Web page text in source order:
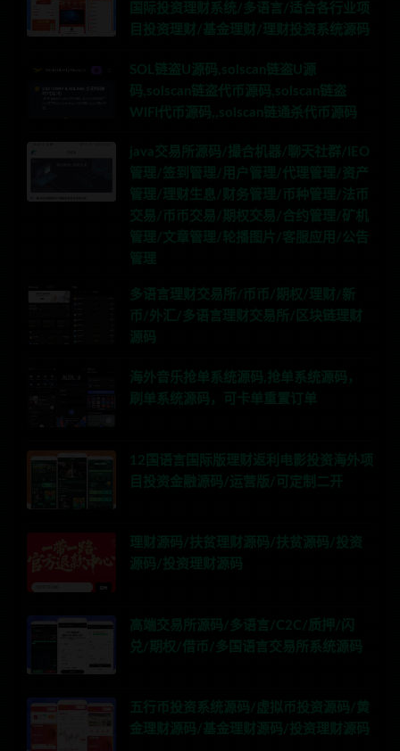
国际投资理财系统/多语言/适合各行业项
目投资理财/基金理财/理财投资系统源码
SOL链盗U源码,solscan链盗U源
码,solscan链盗代币源码,solscan链盗
WIFI代币源码,,solscan链通杀代币源码
java交易所源码/撮合机器/聊天社群/IEO
管理/签到管理/用户管理/代理管理/资产
管理/理财生息/财务管理/币种管理/法币
交易/币币交易/期权交易/合约管理/矿机
管理/文章管理/轮播图片/客服应用/公告
管理
多语言理财交易所/币币/期权/理财/新
币/外汇/多语言理财交易所/区块链理财
源码
海外音乐抢单系统源码,抢单系统源码，
刷单系统源码，可卡单重置订单
12国语言国际版理财返利电影投资海外项
目投资金融源码/运营版/可定制二开
理财源码/扶贫理财源码/扶贫源码/投资
源码/投资理财源码
高端交易所源码/多语言/C2C/质押/闪
兑/期权/借币/多国语言交易所系统源码
五行币投资系统源码/虚拟币投资源码/黄
金理财源码/基金理财源码/投资理财源码